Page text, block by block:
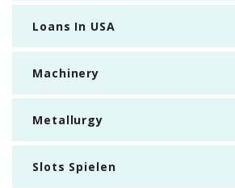
Loans In USA
Machinery
Metallurgy
Slots Spielen